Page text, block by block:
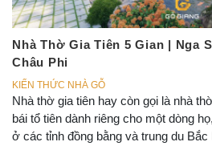
Nhà Thờ Gia Tiên 5 Gian | Nga
Châu Phi
KIẾN THỨC NHÀ GỖ
Nhà thờ gia tiên hay còn gọi là nhà
bái tổ tiên dành riêng cho một dòng
ở các tỉnh đồng bằng và trung du Bắc